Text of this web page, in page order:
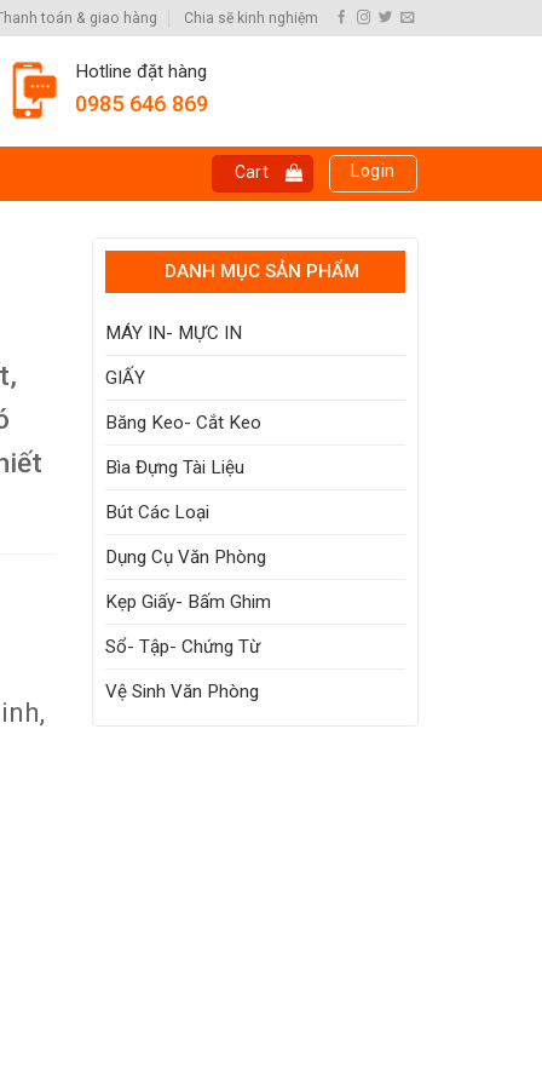
toán & giao hàng Chia sẽ kinh nghiệm
Hotline đặt hàng
0985 646 869
Cart Login
DANH MỤC SẢN PHẨM
MÁY IN- MỰC IN
GIẤY
Băng Keo- Cắt Keo
Bìa Đựng Tài Liệu
Bút Các Loại
Dụng Cụ Văn Phòng
Kẹp Giấy- Bấm Ghim
Sổ- Tập- Chứng Từ
Vệ Sinh Văn Phòng